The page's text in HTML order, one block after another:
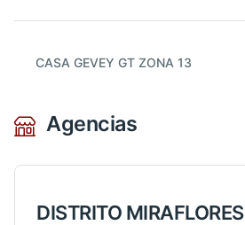
CASA GEVEY GT ZONA 13
Agencias
DISTRITO MIRAFLORES